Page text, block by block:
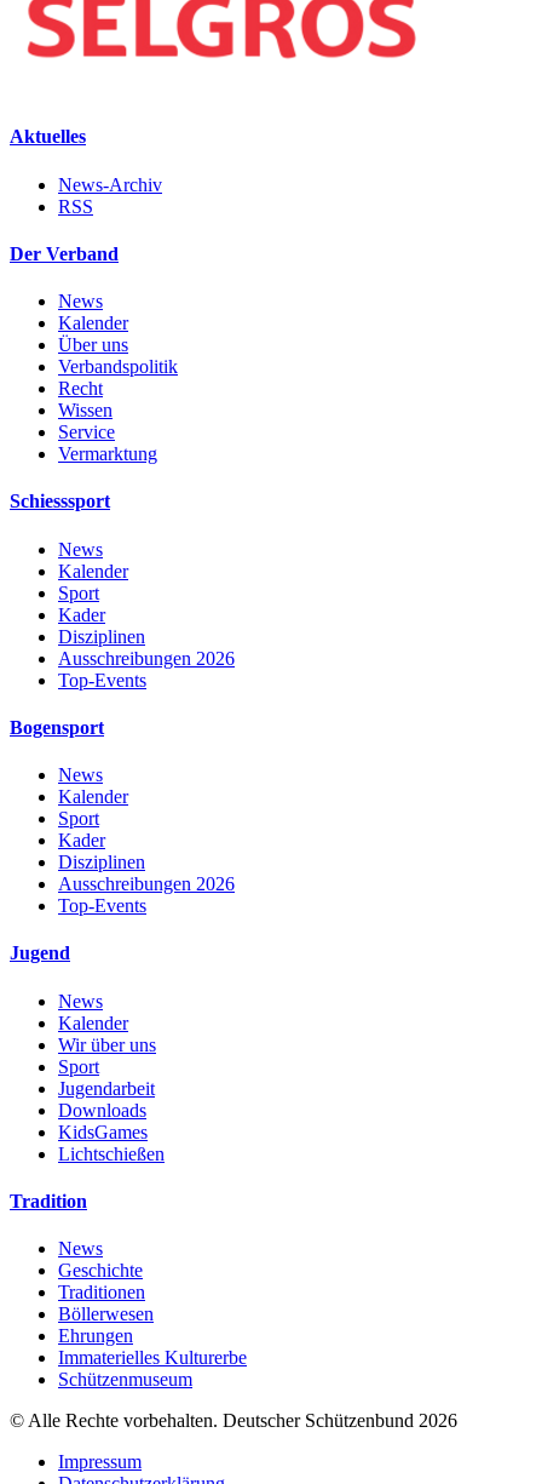
Aktuelles
News-Archiv
RSS
Der Verband
News
Kalender
Über uns
Verbandspolitik
Recht
Wissen
Service
Vermarktung
Schiesssport
News
Kalender
Sport
Kader
Disziplinen
Ausschreibungen 2026
Top-Events
Bogensport
News
Kalender
Sport
Kader
Disziplinen
Ausschreibungen 2026
Top-Events
Jugend
News
Kalender
Wir über uns
Sport
Jugendarbeit
Downloads
KidsGames
Lichtschießen
Tradition
News
Geschichte
Traditionen
Böllerwesen
Ehrungen
Immaterielles Kulturerbe
Schützenmuseum
© Alle Rechte vorbehalten. Deutscher Schützenbund 2026
Impressum